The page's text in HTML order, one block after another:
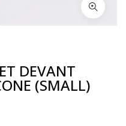
DEVANT
(SMALL)